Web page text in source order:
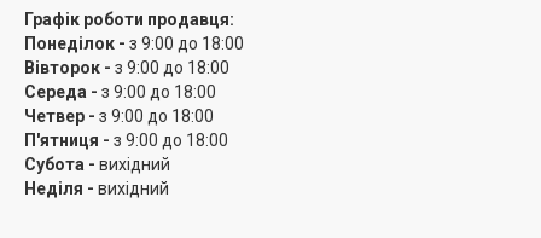
Графік роботи продавця:
Понеділок - з 9:00 до 18:00
Вівторок - з 9:00 до 18:00
Середа - з 9:00 до 18:00
Четвер - з 9:00 до 18:00
П'ятниця - з 9:00 до 18:00
Субота - вихідний
Неділя - вихідний